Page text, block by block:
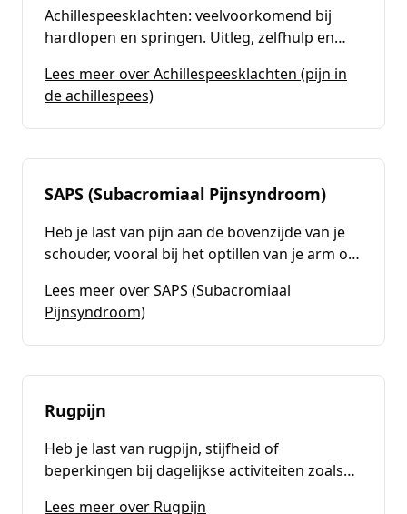
Achillespeesklachten: veelvoorkomend bij
hardlopen en springen. Uitleg, zelfhulp en
Lees meer over Achillespeesklachten (pijn in
de achillespees)(
SAPS (Subacromiaal Pijnsyndroom)
Heb je last van pijn aan de bovenzijde van je
schouder, vooral bij het optillen van je arm of
aankleden, reiken of tillen? Dan kan het zijn
dat je last hebt van het Subacromiaal
Pijnsyndroom (SAPS). Bij Fysiotherapie
klachten effectief te verminderen en je
Lees meer over SAPS (Subacromiaal
Pijnsyndroom)(
Rugpijn
Heb je last van rugpijn, stijfheid of
beperkingen bij dagelijkse activiteiten zoals
Lees meer over Rugpijn